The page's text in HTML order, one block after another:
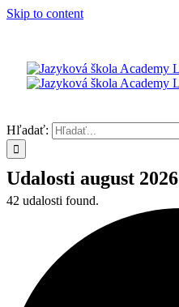
Skip to content
Hľadať:
Udalosti august 2026
42 udalosti found.